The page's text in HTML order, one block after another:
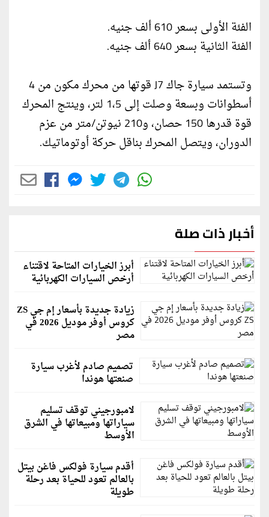
الفئة الأولى بسعر 610 ألف جنيه.
الفئة الثانية بسعر 640 ألف جنيه.
وتستمد سيارة جاك J7 قوتها من محرك مكون من 4
أسطوانات وبسعة وصلت إلى 1،5 لتر، وينتج المحرك
قوة قدرها 150 حصان، و210 نيوتن/متر من عزم
الدوران، ويتصل المحرك بناقل حركة أوتوماتيك.
أخبار ذات صلة
أبرز الخيارات المتاحة لاقتناء
أرخص السيارات الكهربائية
زيادة جديدة بأسعار إم جي ZS
كروس أوفر موديل 2026 في
مصر
تصميم صادم لأغرب سيارة
صنعتها هوندا
لامبورجيني توقف تسليم
سياراتها ومبيعاتها في الشرق
الأوسط
أقدم سيارة فولكس فاغن بيتل
بالعالم تعود للحياة بعد رحلة
طويلة